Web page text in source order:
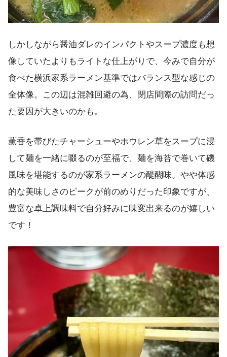
しかしながら醤油ダレのインパクトやスープ濃度も想
像していたよりもライトな仕上がりで、今みで自分が
食べた横浜家系ラーメン基準ではバランス型な感じの
全体像。この辺は混雑回避の為、閉店間際の訪問だっ
た要因が大きいのかも。
薫香を帯びたチャーシューやホウレン草をスープに浸
して麺を一緒に啜るのが至福で、麺を海苔で巻いて磯
風味を堪能するのが家系ラーメンの醍醐味。やや体感
的な美味しさのピークが前のめりだった印象ですが、
豊富な卓上調味料で自分好みに味変出来るのが嬉しい
です！